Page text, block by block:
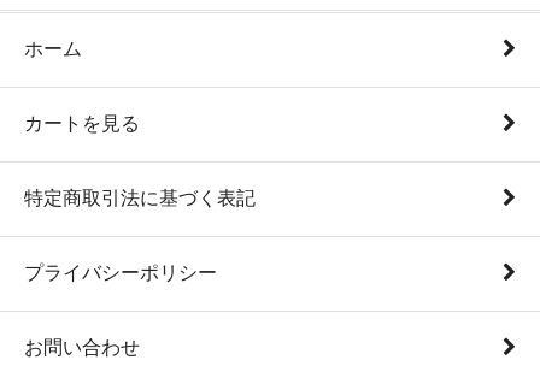
ホーム
カートを見る
特定商取引法に基づく表記
プライバシーポリシー
お問い合わせ